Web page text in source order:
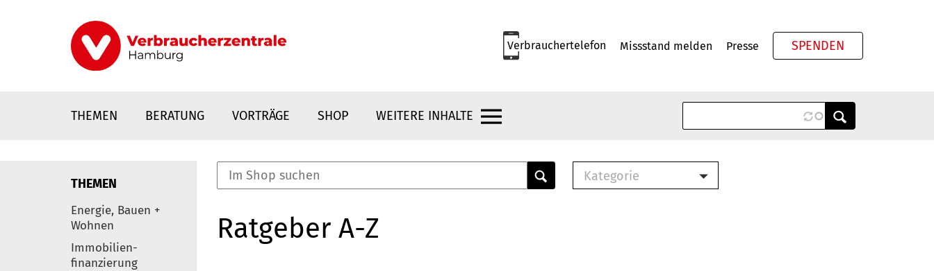
Verbrauchertelefon Missstand melden Presse SPENDEN
THEMEN BERATUNG VORTRÄGE SHOP WEITERE INHALTE
Elemente
THEMEN
Energie, Bauen +
Wohnen
Immobilien-
finanzierung
Kategorie
Ratgeber A-Z